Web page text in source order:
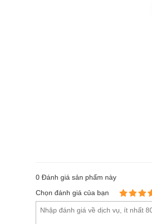
0 Đánh giá sản phẩm này
Chọn đánh giá của bạn